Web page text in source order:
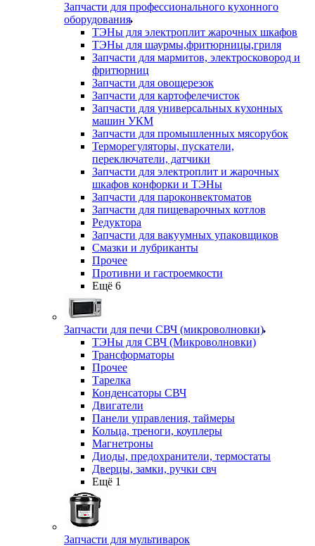
Запчасти для профессионального кухонного
оборудования
ТЭНы для электроплит жарочных шкафов
ТЭНы для шаурмы,фритюрницы,гриля
Запчасти для мармитов, электросковород и
фритюрниц
Запчасти для овощерезок
Запчасти для картофелечисток
Запчасти для универсальных кухонных
машин УКМ
Запчасти для промышленных мясорубок
Терморегуляторы, пускатели,
переключатели, датчики
Запчасти для электроплит и жарочных
шкафов конфорки и ТЭНы
Запчасти для пароконвектоматов
Запчасти для пищеварочных котлов
Редуктора
Запчасти для вакуумных упаковщиков
Смазки и лубриканты
Прочее
Противни и гастроемкости
Ещё 6
Запчасти для печи СВЧ (микроволновки)
ТЭНы для СВЧ (Микроволновки)
Трансформаторы
Прочее
Тарелка
Конденсаторы СВЧ
Двигатели
Панели управления, таймеры
Кольца, треноги, коуплеры
Магнетроны
Диоды, предохранители, термостаты
Дверцы, замки, ручки свч
Ещё 1
Запчасти для мультиварок